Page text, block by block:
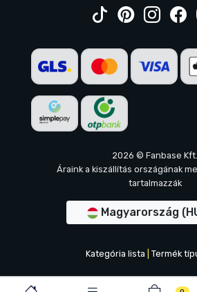
2026 © Fanbase Kft.
Áraink a kiszállítás országának
tartalmazzák
Magyarország
Kategória lista Termék